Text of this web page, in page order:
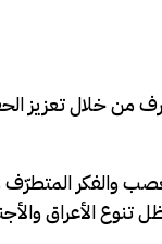
والفكر
الأعراق